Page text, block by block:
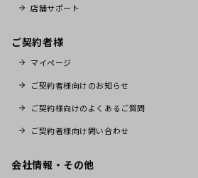
店舗サポート
ご契約者様
マイページ
ご契約者様向けのお知らせ
ご契約様向けのよくあるご質問
ご契約者様向け問い合わせ
会社情報・その他